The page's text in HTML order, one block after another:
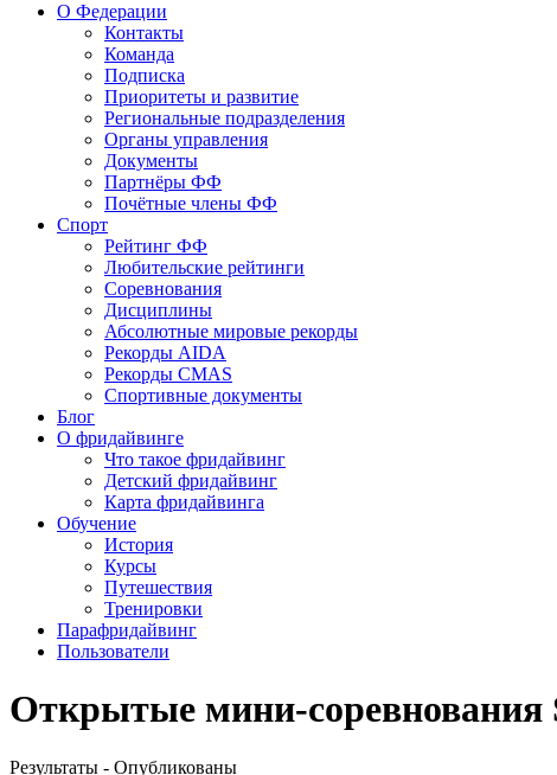
О Федерации
Контакты
Команда
Подписка
Приоритеты и развитие
Региональные подразделения
Органы управления
Документы
Партнёры ФФ
Почётные члены ФФ
Спорт
Рейтинг ФФ
Любительские рейтинги
Соревнования
Дисциплины
Абсолютные мировые рекорды
Рекорды AIDA
Рекорды CMAS
Спортивные документы
Блог
О фридайвинге
Что такое фридайвинг
Детский фридайвинг
Карта фридайвинга
Обучение
История
Курсы
Путешествия
Тренировки
Парафридайвинг
Пользователи
Открытые мини-соревнования
Результаты - Опубликованы